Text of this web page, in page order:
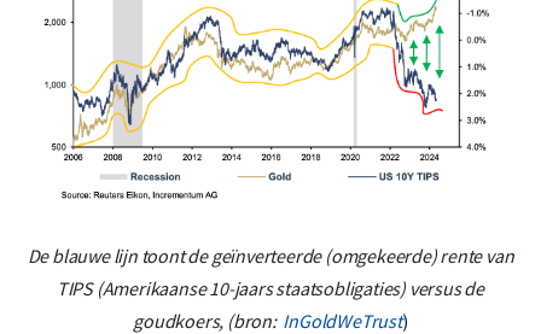
De blauwe lijn toont de geïnverteerde (omgekeerde) rente van
TIPS (Amerikaanse 10-jaars staatsobligaties) versus de
goudkoers, (bron: InGoldWeTrust)